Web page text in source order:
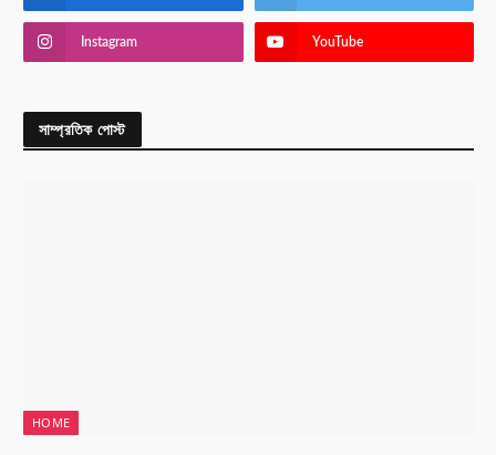
Instagram YouTube
সাম্প্রতিক পোস্ট
HOME